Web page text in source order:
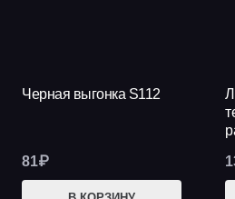
Черная выгонка S112
81₽